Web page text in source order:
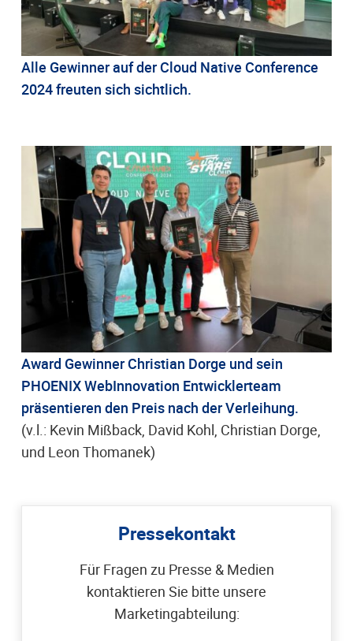
Alle Gewinner auf der Cloud Native Conference
2024 freuten sich sichtlich.
Award Gewinner Christian Dorge und sein
PHOENIX WebInnovation Entwicklerteam
präsentieren den Preis nach der Verleihung.
(v.l.: Kevin Mißback, David Kohl, Christian Dorge,
und Leon Thomanek)
Pressekontakt
Für Fragen zu Presse & Medien
kontaktieren Sie bitte unsere
Marketingabteilung: